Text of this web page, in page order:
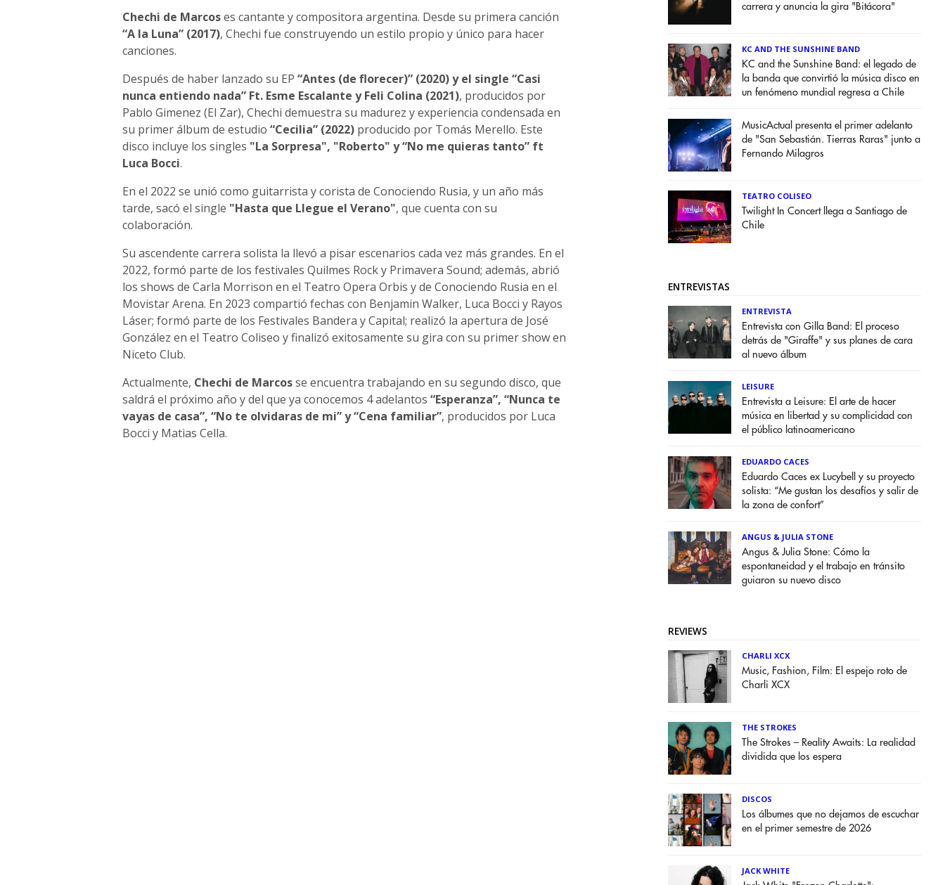
Chechi de Marcoses cantante y compositora argentina. Desde su primera canción
“A la Luna” (2017), Chechi fue construyendo un estilo propio y único para hacer
canciones.
Después de haber lanzado su EP “Antes (de florecer)” (2020) y el single “Casi
nunca entiendo nada” Ft. Esme Escalante y Feli Colina (2021), producidos por
Pablo Gimenez (El Zar), Chechi demuestra su madurez y experiencia condensada en
su primer álbum de estudio “Cecilia” (2022)producido por Tomás Merello. Este
disco incluye los singles "La Sorpresa", "Roberto" y “No me quieras tanto” ft
Luca Bocci.
En el 2022 se unió como guitarrista y corista de Conociendo Rusia, y un año más
tarde, sacó el single "Hasta que Llegue el Verano", que cuenta con su
colaboración.
Su ascendente carrera solista la llevó a pisar escenarios cada vez más grandes. En el
2022, formó parte de los festivales Quilmes Rock y Primavera Sound; además, abrió
los shows de Carla Morrison en el Teatro Opera Orbis y de Conociendo Rusia en el
Movistar Arena. En 2023 compartió fechas con Benjamin Walker, Luca Bocci y Rayos
Láser; formó parte de los Festivales Bandera y Capital; realizó la apertura de José
González en el Teatro Coliseo y finalizó exitosamente su gira con su primer show en
Niceto Club.
Actualmente, Chechi de Marcosse encuentra trabajando en su segundo disco, que
saldrá el próximo año y del que ya conocemos 4 adelantos “Esperanza”, “Nunca te
vayas de casa”, “No te olvidaras de mi” y “Cena familiar”, producidos por Luca
Bocci y Matias Cella.
carrera y anuncia la gira "Bitácora"
KC AND THE SUNSHINE BAND
KC and the Sunshine Band: el legado de
la banda que convirtió la música disco en
un fenómeno mundial regresa a Chile
MusicActual presenta el primer adelanto
de "San Sebastián. Tierras Raras" junto a
Fernando Milagros
TEATRO COLISEO
Twilight In Concert llega a Santiago de
Chile
ENTREVISTAS
ENTREVISTA
Entrevista con Gilla Band: El proceso
detrás de "Giraffe" y sus planes de cara
al nuevo álbum
LEISURE
Entrevista a Leisure: El arte de hacer
música en libertad y su complicidad con
el público latinoamericano
EDUARDO CACES
Eduardo Caces ex Lucybell y su proyecto
solista: “Me gustan los desafíos y salir de
la zona de confort”
ANGUS & JULIA STONE
Angus & Julia Stone: Cómo la
espontaneidad y el trabajo en tránsito
guiaron su nuevo disco
REVIEWS
CHARLI XCX
Music, Fashion, Film: El espejo roto de
Charli XCX
THE STROKES
The Strokes – Reality Awaits: La realidad
dividida que los espera
DISCOS
Los álbumes que no dejamos de escuchar
en el primer semestre de 2026
JACK WHITE